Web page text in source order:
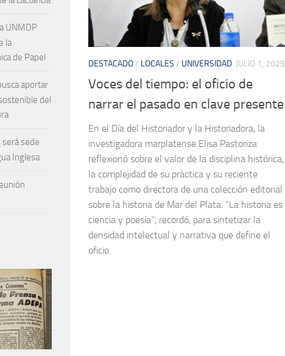
DESTACADO/ LOCALES / UNIVERSIDAD JULIO 1, 2025
Voces del tiempo: el oficio de
narrar el pasado en clave presente
En el Día del Historiador y la Historiadora, la
investigadora marplatense Elisa Pastoriza
reflexionó sobre el valor de la disciplina histórica,
la complejidad de su práctica y su reciente
trabajo como directora de una colección editorial
sobre la historia de Mar del Plata. “La historia es
ciencia y poesía”, recordó, para sintetizar la
densidad intelectual y narrativa que define el
oficio.
UNMDP
la
de Papel
aportar
del
será sede
Inglesa